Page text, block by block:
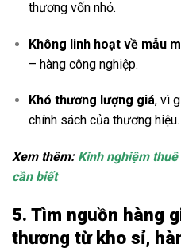
thương vốn nhỏ.
Không linh hoạt về mẫu
– hàng công nghiệp.
Khó thương lượng giá, vì
chính sách của thương hiệu.
Xem thêm: Kinh nghiệm
cần biết
5. Tìm nguồn hàng
thương từ kho sỉ,